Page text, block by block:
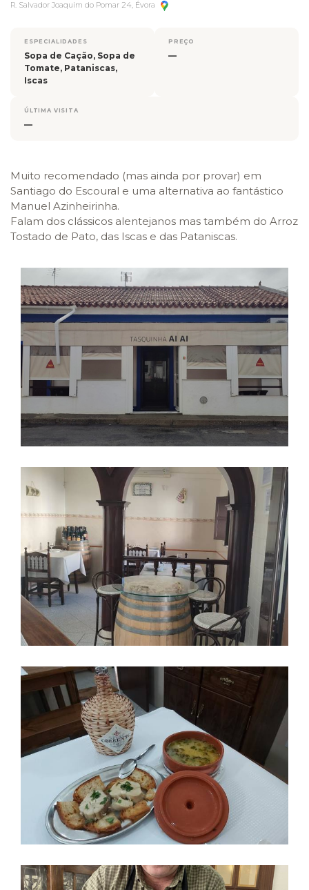
R. Salvador Joaquim do Pomar 24, Évora
ESPECIALIDADES
Sopa de Cação, Sopa de
Tomate, Pataniscas,
Iscas
PREÇO
—
ÚLTIMA VISITA
—
Muito recomendado (mas ainda por provar) em
Santiago do Escoural e uma alternativa ao fantástico
Manuel Azinheirinha.
Falam dos clássicos alentejanos mas também do Arroz
Tostado de Pato, das Iscas e das Pataniscas.